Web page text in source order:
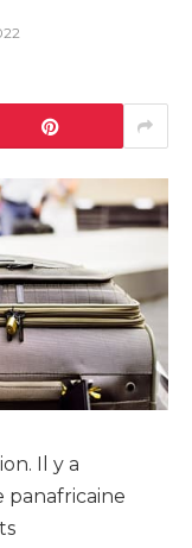
Il y a
panafricaine